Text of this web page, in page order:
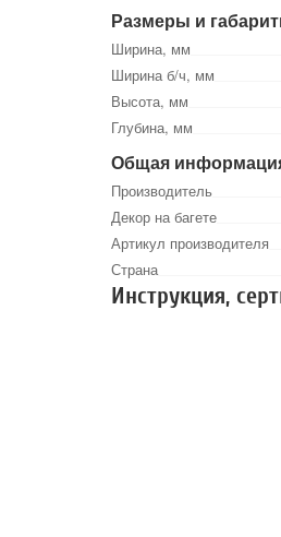
Размеры и
Ширина, мм
Ширина б/ч, мм
Высота, мм
Глубина, мм
Общая
Производитель
Декор на багете
Артикул производителя
Страна
Инструкция,